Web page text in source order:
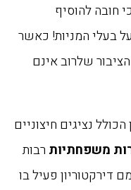
חובה להוסיף
בעלי המניות! כאשר
שלרוב אינם
נציגים חיצוניים
משפחתיותרבות
דירקטוריון פעיל בו